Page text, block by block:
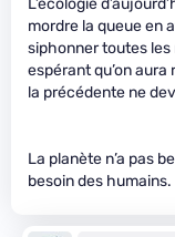
L’écologie
mordre la queue en
siphonner toutes
espérant qu’on
la précédente ne
La planète n’a pas
besoin des humains.